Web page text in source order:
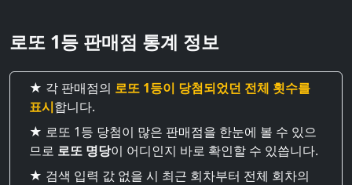
로또 1등 판매점 통계 정보
★ 각 판매점의 로또 1등이 당첨되었던 전체 횟수를
표시합니다.
★ 로또 1등 당첨이 많은 판매점을 한눈에 볼 수 있으
므로 로또 명당이 어디인지 바로 확인할 수 있씁니다.
★ 검색 입력 값 없을 시 최근 회차부터 전체 회차의